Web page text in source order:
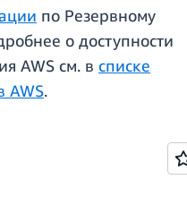
по Резервному
о доступности
AWS см. в списке
AWS.